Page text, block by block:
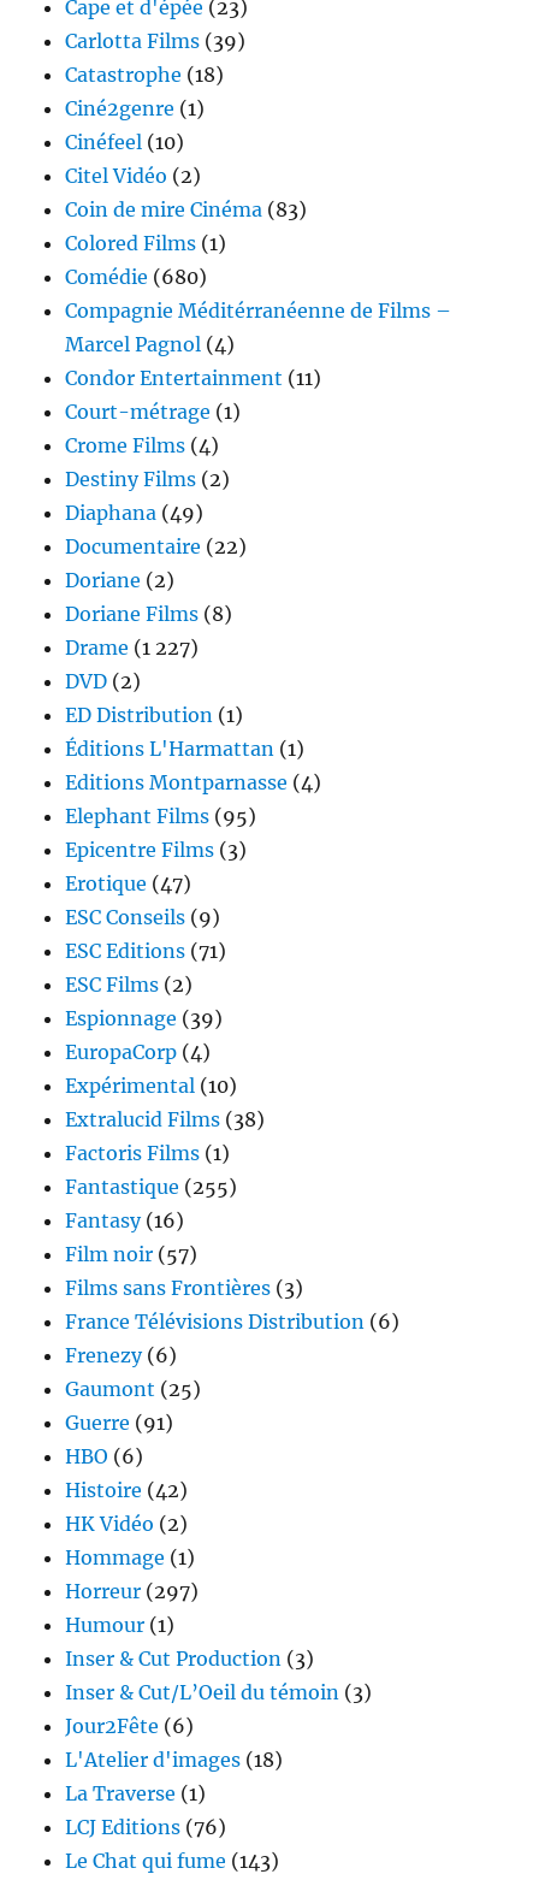
Cape et d'épée (23)
Carlotta Films (39)
Catastrophe (18)
Ciné2genre (1)
Cinéfeel (10)
Citel Vidéo (2)
Coin de mire Cinéma (83)
Colored Films (1)
Comédie (680)
Compagnie Méditérranéenne de Films –
Marcel Pagnol (4)
Condor Entertainment (11)
Court-métrage (1)
Crome Films (4)
Destiny Films (2)
Diaphana (49)
Documentaire (22)
Doriane (2)
Doriane Films (8)
Drame (1 227)
DVD (2)
ED Distribution (1)
Éditions L'Harmattan (1)
Editions Montparnasse (4)
Elephant Films (95)
Epicentre Films (3)
Erotique (47)
ESC Conseils (9)
ESC Editions (71)
ESC Films (2)
Espionnage (39)
EuropaCorp (4)
Expérimental (10)
Extralucid Films (38)
Factoris Films (1)
Fantastique (255)
Fantasy(16)
Film noir (57)
Films sans Frontières (3)
France Télévisions Distribution (6)
Frenezy(6)
Gaumont (25)
Guerre (91)
HBO (6)
Histoire (42)
HK Vidéo (2)
Hommage (1)
Horreur (297)
Humour (1)
Inser & Cut Production (3)
Inser & Cut/L’Oeil du témoin (3)
Jour2Fête (6)
L'Atelier d'images (18)
La Traverse (1)
LCJ Editions (76)
Le Chat qui fume (143)